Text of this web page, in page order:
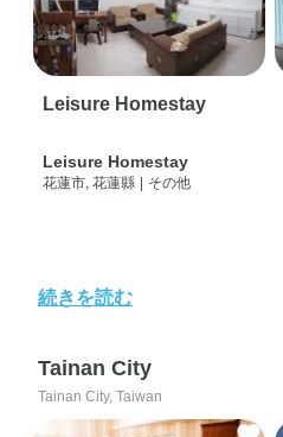
Leisure Homestay
Leisure Homestay
花蓮市, 花蓮縣 その他
続きを読む
Tainan City
Tainan City, Taiwan